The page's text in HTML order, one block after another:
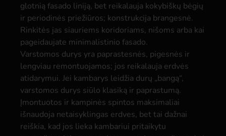
glotnią fasado liniją, bet reikalauja kokybiškų bėgių
ir periodinės priežiūros; konstrukcija brangesnė.
Rinkitės jas siauriems koridoriams, nišoms arba kai
pageidaujate minimalistinio fasado.
Varstomos durys yra paprastesnės, pigesnės ir
lengviau remontuojamos; jos reikalauja erdvės
atidarymui. Jei kambarys leidžia durų „bangą“,
varstomos durys siūlo klasiką ir paprastumą.
Įmontuotos ir kampinės spintos maksimaliai
išnaudoja netaisyklingas erdves, bet tai dažnai
reiškia, kad jos lieka kambariui pritaikytu